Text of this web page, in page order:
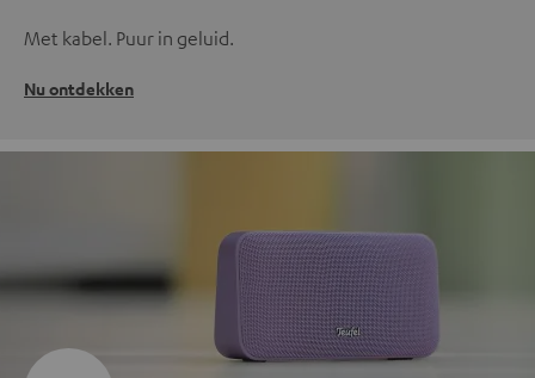
Met kabel. Puur in geluid.
Nu ontdekken